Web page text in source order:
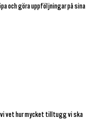
och göra uppföljningar på sina
vet hur mycket tilltugg vi ska